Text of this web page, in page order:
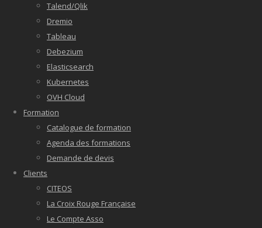
Talend/Qlik
Dremio
Tableau
Debezium
Elasticsearch
Kubernetes
OVH Cloud
Formation
Catalogue de formation
Agenda des formations
Demande de devis
Clients
CITEOS
La Croix Rouge Française
Le Compte Asso